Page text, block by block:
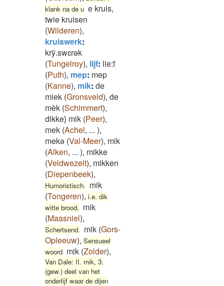
klank na de u e kruis,
twie kruisen
(Wilderen),
kruiswerk:
krȳ.swɛrǝk
(Tungelroy), lijf: lie:f
(Puth), mep: mep
(Kanne), mik: de
miek (Gronsveld), de
mèk (Schimmert),
dikke} mik (Peer),
mek (Achel, ... ),
mekə (Val-Meer), mik
(Alken, ... ), mikke
(Veldwezelt), mikken
(Diepenbeek),
Humoristisch. mik
(Tongeren), i.e. dik
witte brood. mik
(Maasniel),
Schertsend. mik (Gors-
Opleeuw), Sensueel
woord mik (Zolder),
Van Dale: II. mik, 3.
(gew.) deel van het
onderlijf waar de dijen